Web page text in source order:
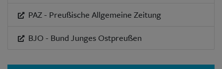
PAZ - Preußische Allgemeine Zeitung
BJO - Bund Junges Ostpreußen